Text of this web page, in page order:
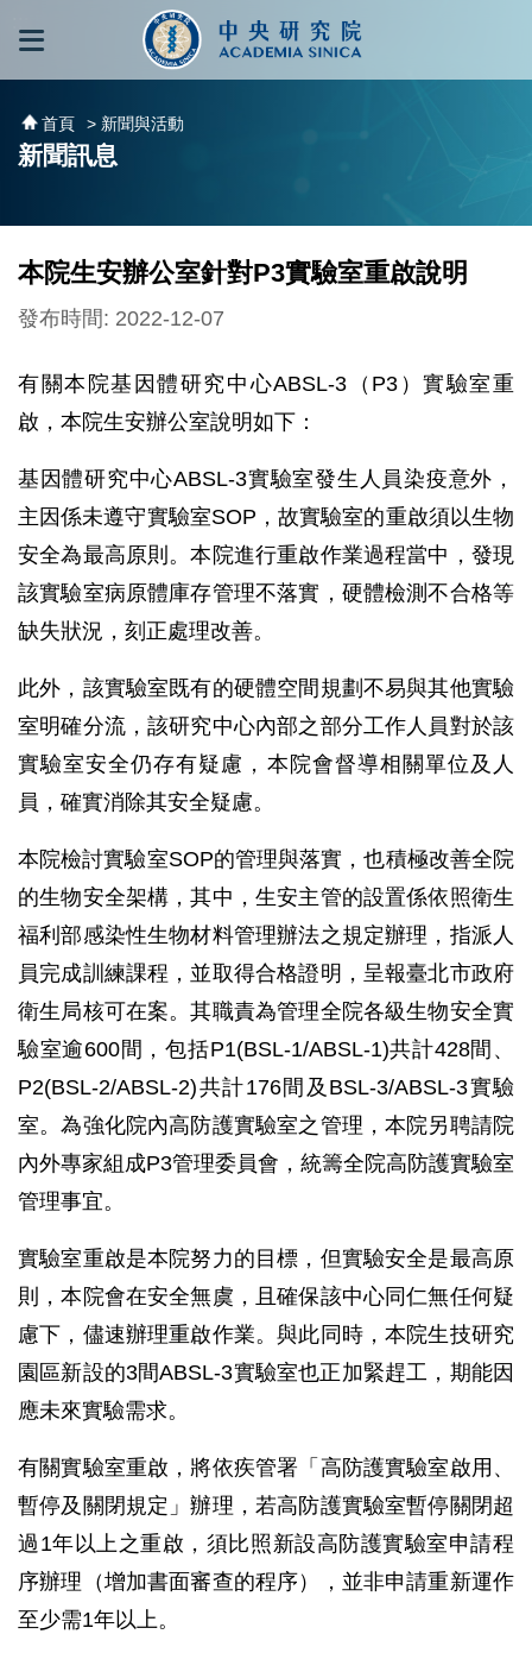
跳到主要內容區塊
首頁 > 新聞與活動
新聞訊息
本院生安辦公室針對P3實驗室重啟說明
發布時間: 2022-12-07
有關本院基因體研究中心ABSL-3（P3）實驗室重
啟，本院生安辦公室說明如下：
基因體研究中心ABSL-3實驗室發生人員染疫意外，
主因係未遵守實驗室SOP，故實驗室的重啟須以生物
安全為最高原則。本院進行重啟作業過程當中，發現
該實驗室病原體庫存管理不落實，硬體檢測不合格等
缺失狀況，刻正處理改善。
此外，該實驗室既有的硬體空間規劃不易與其他實驗
室明確分流，該研究中心內部之部分工作人員對於該
實驗室安全仍存有疑慮，本院會督導相關單位及人
員，確實消除其安全疑慮。
本院檢討實驗室SOP的管理與落實，也積極改善全院
的生物安全架構，其中，生安主管的設置係依照衛生
福利部感染性生物材料管理辦法之規定辦理，指派人
員完成訓練課程，並取得合格證明，呈報臺北市政府
衛生局核可在案。其職責為管理全院各級生物安全實
驗室逾600間，包括P1(BSL-1/ABSL-1)共計428間、
P2(BSL-2/ABSL-2)共計176間及BSL-3/ABSL-3實驗
室。為強化院內高防護實驗室之管理，本院另聘請院
內外專家組成P3管理委員會，統籌全院高防護實驗室
管理事宜。
實驗室重啟是本院努力的目標，但實驗安全是最高原
則，本院會在安全無虞，且確保該中心同仁無任何疑
慮下，儘速辦理重啟作業。與此同時，本院生技研究
園區新設的3間ABSL-3實驗室也正加緊趕工，期能因
應未來實驗需求。
有關實驗室重啟，將依疾管署「高防護實驗室啟用、
暫停及關閉規定」辦理，若高防護實驗室暫停關閉超
過1年以上之重啟，須比照新設高防護實驗室申請程
序辦理（增加書面審查的程序），並非申請重新運作
至少需1年以上。